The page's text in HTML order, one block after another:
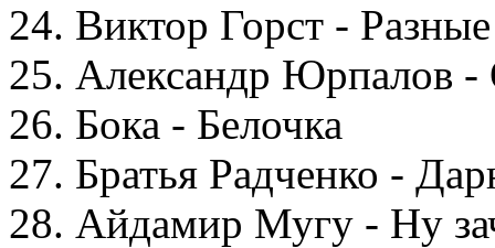
24. Виктор Горст - Разные
25. Александр Юрпалов -
26. Бока - Белочка
27. Братья Радченко -
28. Айдамир Мугу - Ну